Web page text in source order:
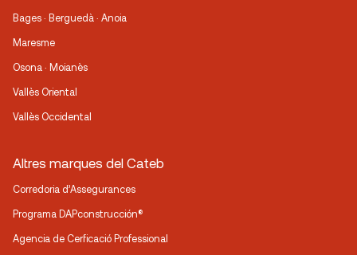
Bages · Berguedà · Anoia
Maresme
Osona · Moianès
Vallès Oriental
Vallès Occidental
Altres marques del Cateb
Corredoria d’Assegurances
Programa DAPconstrucción®
Agencia de Cerficació Professional